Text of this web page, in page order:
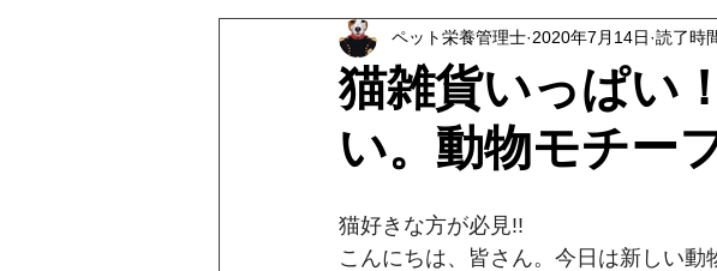
猫雑貨いっぱい
い。動物モチー
ペット栄養管理士 2020年7月14日 読了時
猫好きな方が必見!!﻿
こんにちは、皆さん。今日は新しい動